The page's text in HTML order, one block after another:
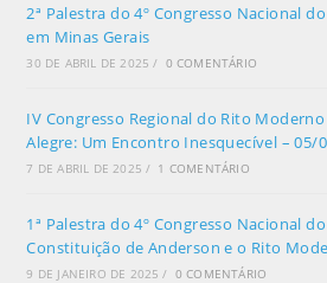
2ª Palestra do 4º Congresso Nacional
em Minas Gerais
30 DE ABRIL DE 2025 / 0 COMENTÁRIO
IV Congresso Regional do Rito
Alegre: Um Encontro Inesquecível – 05/
7 DE ABRIL DE 2025 / 1 COMENTÁRIO
1ª Palestra do 4º Congresso Nacional
Constituição de Anderson e o Rito
9 DE JANEIRO DE 2025 / 0 COMENTÁRIO